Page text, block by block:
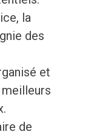
la
des
et
de